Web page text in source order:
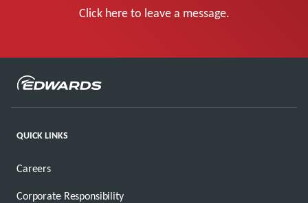
Click here to leave a message.
QUICK LINKS
Careers
Corporate Responsibility